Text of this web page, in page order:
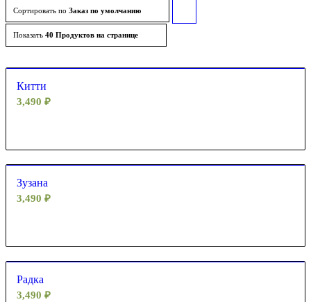
Сортировать по Заказ по умолчанию
Показать 40 Продуктов на странице
Китти
3,490 ₽
Зузана
3,490 ₽
Радка
3,490 ₽